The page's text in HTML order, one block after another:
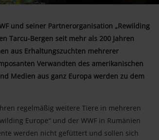
und seiner Partnerorganisation „Rewilding
Tarcu-Bergen seit mehr als 200 Jahren
aus Erhaltungszuchten mehrerer
Verwandten des amerikanischen
Medien aus ganz Europa werden zu dem
regelmäßig weitere Tiere in mehreren
Europe“ und der WWF in Rumänien
werden nicht gefüttert und sollen sich